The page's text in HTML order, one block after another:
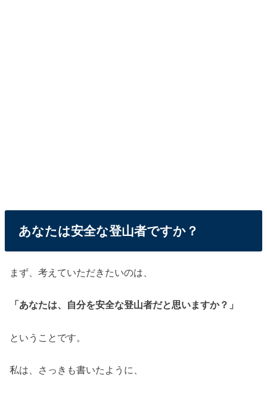
あなたは安全な登山者ですか？
まず、考えていただきたいのは、
「あなたは、自分を安全な登山者だと思いますか？」
ということです。
私は、さっきも書いたように、